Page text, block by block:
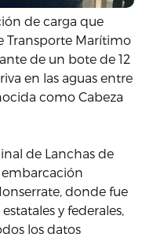
de carga que
Transporte Marítimo
de un bote de 12
en las aguas entre
como Cabeza
de Lanchas de
embarcación
donde fue
y federales,
los datos